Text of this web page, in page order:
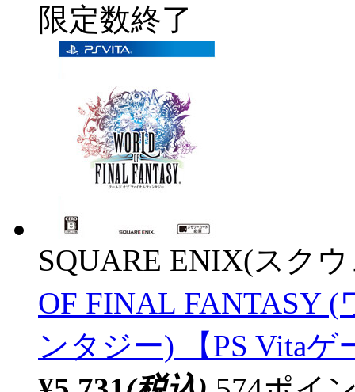
限定数終了
SQUARE ENIX(スク
OF FINAL FANTASY
ンタジー) 【PS Vita